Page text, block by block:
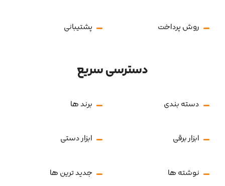
روش پرداخت پشتیبانی
دسترسی سریع
دسته بندی برند ها
ابزار برقی ابزار دستی
نوشته ها جدید ترین ها